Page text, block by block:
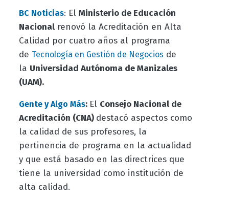
BC Noticias: El Ministerio de Educación
Nacionalrenovó la Acreditación en Alta
Calidad por cuatro años al programa
de Tecnología en Gestión de Negocios de
la Universidad Autónoma de Manizales
(UAM).
Gente y Algo Más: El Consejo Nacional de
Acreditación (CNA) destacó aspectos como
la calidad de sus profesores, la
pertinencia de programa en la actualidad
y que está basado en las directrices que
tiene la universidad como institución de
alta calidad.